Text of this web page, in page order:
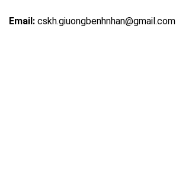
Email: cskh.giuongbenhnhan@gmail.com